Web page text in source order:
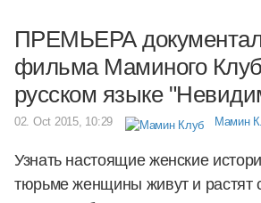
ПРЕМЬЕРА
фильма Маминого
русском языке
02. Oct 2015, 10:29 Мамин
Узнать настоящие женские
тюрьме женщины живут и растят